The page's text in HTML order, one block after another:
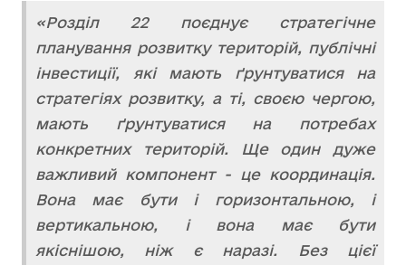
«Розділ 22 поєднує стратегічне
планування розвитку територій, публічні
інвестиції, які мають ґрунтуватися на
стратегіях розвитку, а ті, своєю чергою,
мають ґрунтуватися на потребах
конкретних територій. Ще один дуже
важливий компонент - це координація.
Вона має бути і горизонтальною, і
вертикальною, і вона має бути
якіснішою, ніж є наразі. Без цієї